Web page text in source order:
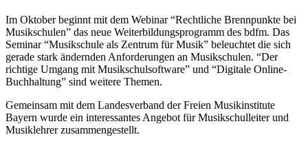
Im Oktober beginnt mit dem Webinar “Rechtliche Brennpunkte bei
Musikschulen” das neue Weiterbildungsprogramm des bdfm. Das
Seminar “Musikschule als Zentrum für Musik” beleuchtet die sich
gerade stark ändernden Anforderungen an Musikschulen. “Der
richtige Umgang mit Musikschulsoftware” und “Digitale Online-
Buchhaltung” sind weitere Themen.
Gemeinsam mit dem Landesverband der Freien Musikinstitute
Bayern wurde ein interessantes Angebot für Musikschulleiter und
Musiklehrer zusammengestellt.